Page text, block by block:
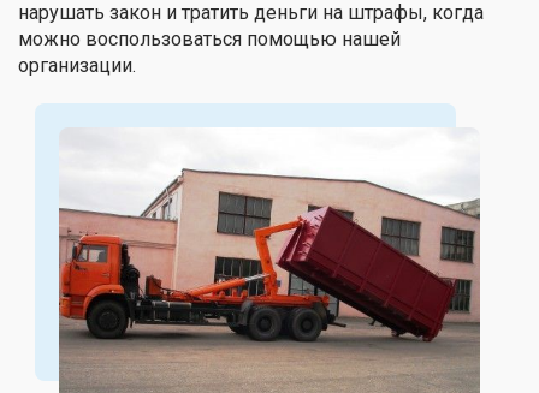
нарушать закон и тратить деньги на штрафы, когда
можно воспользоваться помощью нашей
организации.